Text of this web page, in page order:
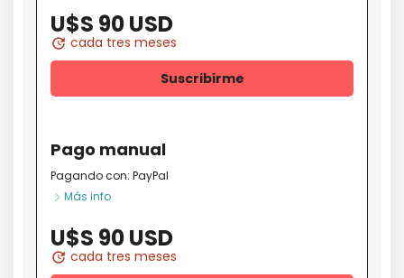
U$S 90 USD
update cada tres meses
Suscribirme
Pago manual
Pagando con: PayPal
Más info
U$S 90 USD
update cada tres meses